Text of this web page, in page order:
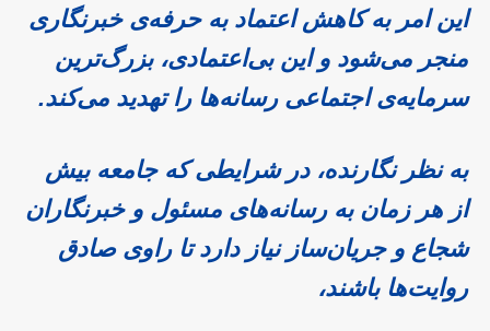
این امر به کاهش اعتماد به حرفه‌ی خبرنگاری
منجر می‌شود و این بی‌اعتمادی، بزرگ‌ترین
سرمایه‌ی اجتماعی رسانه‌ها را تهدید می‌کند.
به نظر نگارنده، در شرایطی که جامعه بیش
از هر زمان به رسانه‌های مسئول و خبرنگاران
شجاع و جریان‌ساز نیاز دارد تا راوی صادق
روایت‌ها باشند،